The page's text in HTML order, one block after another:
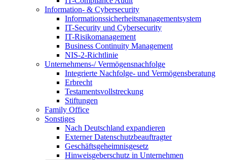
Information- & Cybersecurity
Informationssicherheitsmanagementsystem
IT-Security und Cybersecurity
IT-Risikomanagement
Business Continuity Management
NIS-2-Richtlinie
Unternehmens-/Vermögensnachfolge
Integrierte Nachfolge- und Vermögensberatung
Erbrecht
Testamentsvollstreckung
Stiftungen
Family Office
Sonstiges
Nach Deutschland expandieren
Externer Datenschutzbeauftragter
Geschäftsgeheimnisgesetz
Hinweisgeberschutz in Unternehmen